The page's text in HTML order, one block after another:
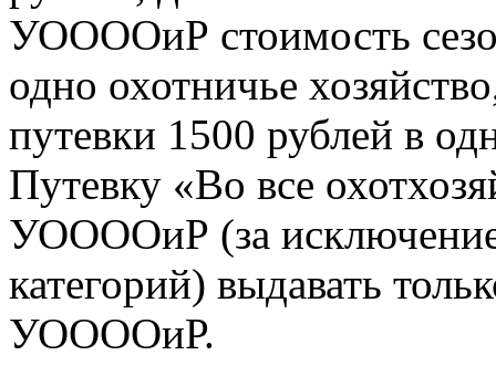
УООООиР стоимость
одно охотничье
путевки 1500 рублей в
Путевку «Во все
УООООиР (за
категорий) выдавать
УООООиР.